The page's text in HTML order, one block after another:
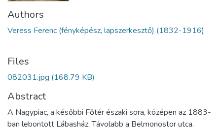
Authors
Veress Ferenc (fényképész, lapszerkesztő) (1832-1916)
Files
082031.jpg (168.79 KB)
Abstract
A Nagypiac, a későbbi Főtér északi sora, középen az 1883-
ban lebontott Lábasház. Távolabb a Belmonostor utca.